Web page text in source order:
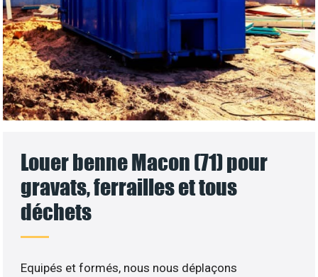
Louer benne Macon (71) pour
gravats, ferrailles et tous
déchets
Equipés et formés, nous nous déplaçons